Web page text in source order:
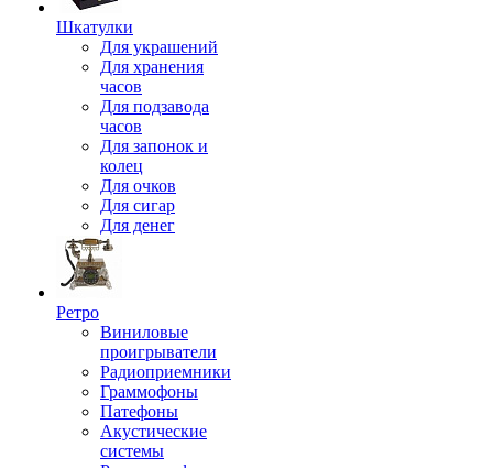
Шкатулки
Для украшений
Для хранения
часов
Для подзавода
часов
Для запонок и
колец
Для очков
Для сигар
Для денег
Ретро
Виниловые
проигрыватели
Радиоприемники
Граммофоны
Патефоны
Акустические
системы